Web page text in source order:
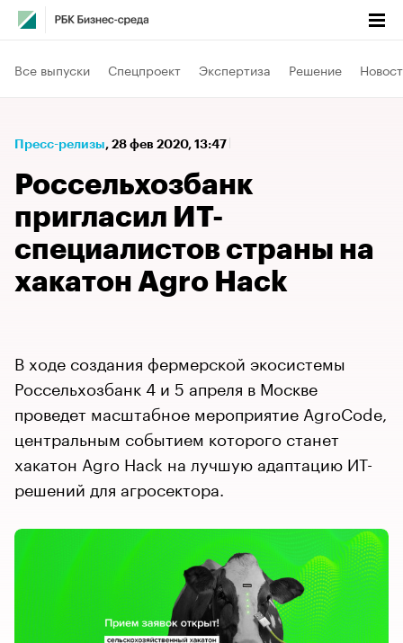
Все выпуски Спецпроект Экспертиза Решение
Пресс-релизы⁠, 28 фев 2020, 13:47
Россельхозбанк
пригласил ИТ-
специалистов страны на
хакатон Agro Hack
В ходе создания фермерской экосистемы
Россельхозбанк 4 и 5 апреля в Москве
проведет масштабное мероприятие AgroCode,
центральным событием которого станет
хакатон Agro Hack на лучшую адаптацию ИТ-
решений для агросектора.